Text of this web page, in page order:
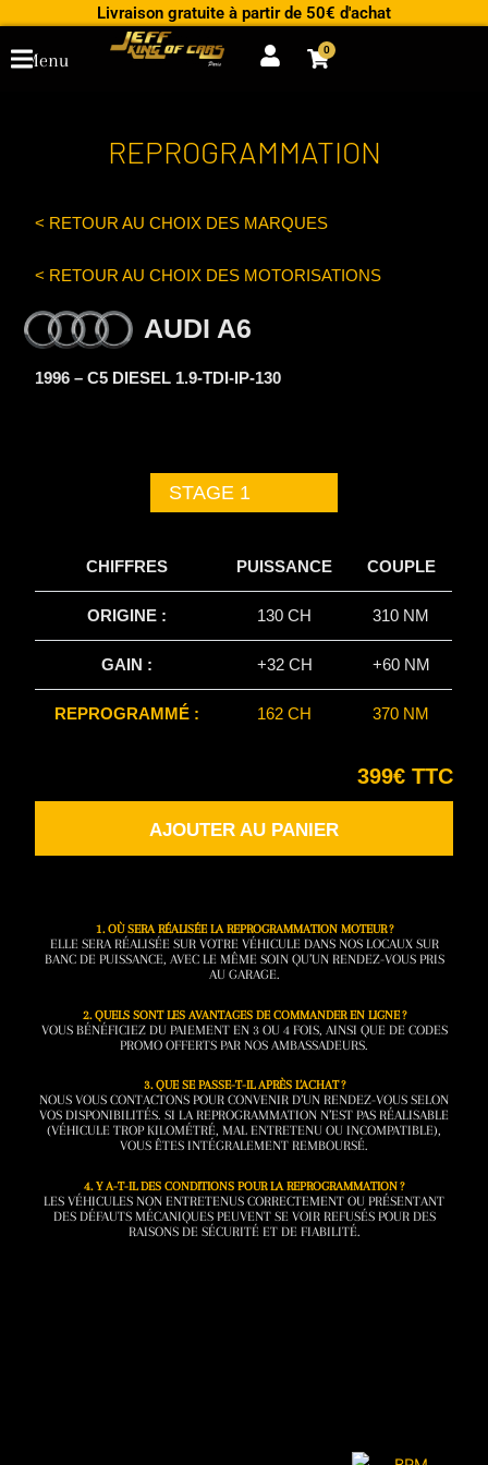
contenu
Livraison gratuite à partir de 50€ d'achat
0
Cart
Menu
REPROGRAMMATION
< RETOUR AU CHOIX DES MARQUES
< RETOUR AU CHOIX DES MOTORISATIONS
AUDI A6
1996 – C5 DIESEL 1.9-TDI-IP-130
STAGE 1
CHIFFRES PUISSANCE COUPLE
ORIGINE : 130 CH 310 NM
GAIN : +32 CH +60 NM
REPROGRAMMÉ : 162 CH 370 NM
399€ TTC
AJOUTER AU PANIER
1. OÙ SERA RÉALISÉE LA REPROGRAMMATION MOTEUR ?
ELLE SERA RÉALISÉE SUR VOTRE VÉHICULE DANS NOS LOCAUX SUR
BANC DE PUISSANCE, AVEC LE MÊME SOIN QU’UN RENDEZ-VOUS PRIS
AU GARAGE.
2. QUELS SONT LES AVANTAGES DE COMMANDER EN LIGNE ?
VOUS BÉNÉFICIEZ DU PAIEMENT EN 3 OU 4 FOIS, AINSI QUE DE CODES
PROMO OFFERTS PAR NOS AMBASSADEURS.
3. QUE SE PASSE-T-IL APRÈS L’ACHAT ?
NOUS VOUS CONTACTONS POUR CONVENIR D’UN RENDEZ-VOUS SELON
VOS DISPONIBILITÉS. SI LA REPROGRAMMATION N’EST PAS RÉALISABLE
(VÉHICULE TROP KILOMÉTRÉ, MAL ENTRETENU OU INCOMPATIBLE),
VOUS ÊTES INTÉGRALEMENT REMBOURSÉ.
4. Y A-T-IL DES CONDITIONS POUR LA REPROGRAMMATION ?
LES VÉHICULES NON ENTRETENUS CORRECTEMENT OU PRÉSENTANT
DES DÉFAUTS MÉCANIQUES PEUVENT SE VOIR REFUSÉS POUR DES
RAISONS DE SÉCURITÉ ET DE FIABILITÉ.